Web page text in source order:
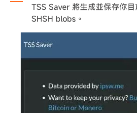
TSS Saver 將生成並保存你
SHSH blobs。